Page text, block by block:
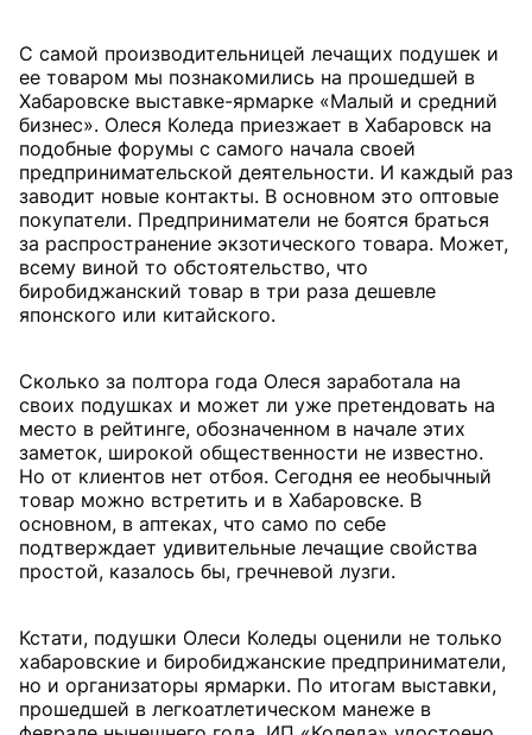
С самой производительницей лечащих подушек и
ее товаром мы познакомились на прошедшей в
Хабаровске выставке-ярмарке «Малый и средний
бизнес». Олеся Коледа приезжает в Хабаровск на
подобные форумы с самого начала своей
предпринимательской деятельности. И каждый раз
заводит новые контакты. В основном это оптовые
покупатели. Предприниматели не боятся браться
за распространение экзотического товара. Может,
всему виной то обстоятельство, что
биробиджанский товар в три раза дешевле
японского или китайского.
Сколько за полтора года Олеся заработала на
своих подушках и может ли уже претендовать на
место в рейтинге, обозначенном в начале этих
заметок, широкой общественности не известно.
Но от клиентов нет отбоя. Сегодня ее необычный
товар можно встретить и в Хабаровске. В
основном, в аптеках, что само по себе
подтверждает удивительные лечащие свойства
простой, казалось бы, гречневой лузги.
Кстати, подушки Олеси Коледы оценили не только
хабаровские и биробиджанские предприниматели,
но и организаторы ярмарки. По итогам выставки,
прошедшей в легкоатлетическом манеже в